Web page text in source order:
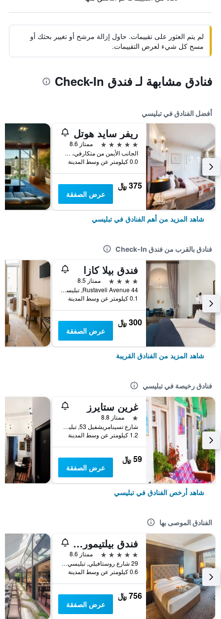
لم يتم العثور على تقييمات. حاول إزالة مرشح أو تغيير بحثك أو
مسح كل شيء لعرض التقييمات.
فنادق مشابهة لـ فندق Check-In
أفضل الفنادق في تبليسي
ريفر سايد هوتل
5 نجوم
ممتاز 8.6
الجانب الأيمن من متكارفي، شارع بروس تورن, تبليسي, جورجيا
0.0 كيلومتر عن وسط المدينة
375 ﷼
عرض الصفقة
شاهد المزيد من أهم الفنادق في تبليسي
فنادق بالقرب من فندق Check-In
فندق بيلا كازا
4 نجوم
ممتاز 8.5
44 Rustaveli Avenue, تبليسي, جورجيا
0.1 كيلومتر عن وسط المدينة
300 ﷼
عرض الصفقة
شاهد المزيد من الفنادق القريبة
فنادق رخيصة في تبليسي
غرين ستايرز
نجمة واحدة
ممتاز 8.8
شارع تسينامريشفيل 53, تبليسي, جورجيا
1.2 كيلومتر عن وسط المدينة
59 ﷼
عرض الصفقة
شاهد أرخص الفنادق في تبليسي
الفنادق الموصى بها
فندق بيلتيمور تبليسي
5 نجوم
ممتاز 8.6
29 شارع روستافيلي, تبليسي, جورجيا
0.6 كيلومتر عن وسط المدينة
756 ﷼
عرض الصفقة